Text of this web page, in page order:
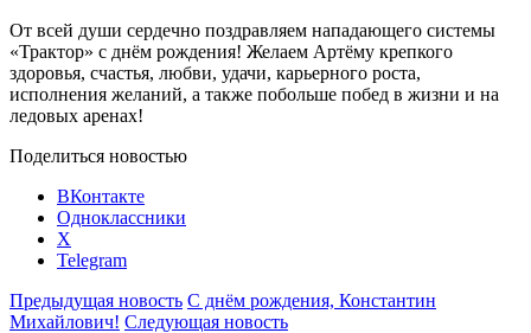
От всей души сердечно поздравляем нападающего системы
«Трактор» с днём рождения! Желаем Артёму крепкого
здоровья, счастья, любви, удачи, карьерного роста,
исполнения желаний, а также побольше побед в жизни и на
ледовых аренах!
Поделиться новостью
ВКонтакте
Одноклассники
X
Telegram
Предыдущая новость С днём рождения, Константин
Михайлович! Следующая новость